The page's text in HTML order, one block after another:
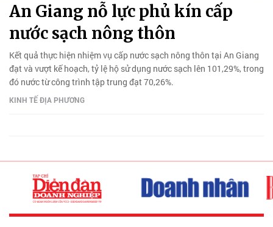
An Giang nỗ lực phủ kín cấp
nước sạch nông thôn
Kết quả thực hiện nhiệm vụ cấp nước sạch nông thôn tại An Giang
đạt và vượt kế hoạch, tỷ lệ hộ sử dụng nước sạch lên 101,29%, trong
đó nước từ công trình tập trung đạt 70,26%.
KINH TẾ ĐỊA PHƯƠNG